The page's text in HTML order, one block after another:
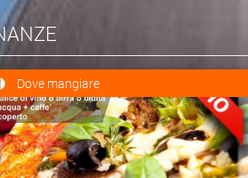
Dove mangiare